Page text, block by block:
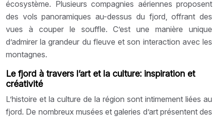
écosystème. Plusieurs compagnies aériennes proposent
des vols panoramiques au-dessus du fjord, offrant des
vues à couper le souffle. C’est une manière unique
d’admirer la grandeur du fleuve et son interaction avec les
montagnes.
Le fjord à travers l’art et la culture: inspiration et
créativité
L’histoire et la culture de la région sont intimement liées au
fjord. De nombreux musées et galeries d’art présentent des